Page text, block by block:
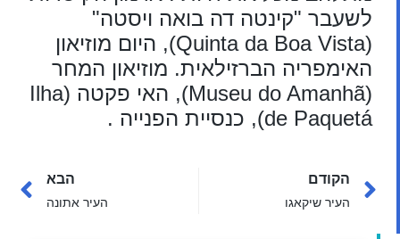
לשעבר "קינטה דה בואה ויסטה"
(Quinta da Boa Vista), היום מוזיאון
האימפריה הברזילאית. מוזיאון המחר
(Museu do Amanhã), האי פקטה (Ilha
de Paquetá), כנסיית הפנייה .
הקודם
העיר שיקאגו
הבא
העיר אתונה